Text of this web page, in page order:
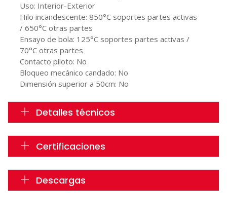
Uso: Interior-Exterior
Hilo incandescente: 850°C soportes partes activas
/ 650°C otras partes
Ensayo de bola: 125°C soportes partes activas /
70°C otras partes
Contacto piloto: No
Bloqueo mecánico candado: No
Dimensión superior a 50cm: No
Detalles técnicos
Certificaciones
Descargas